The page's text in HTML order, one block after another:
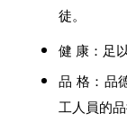
徒。
健 康：足
品 格：品
工人員的品